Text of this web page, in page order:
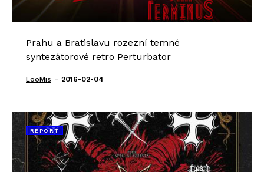
Prahu a Bratislavu rozezní temné
syntezátorové retro Perturbator
LooMis - 2016-02-04
REPORT